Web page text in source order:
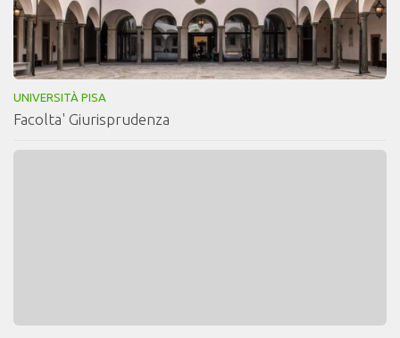
UNIVERSITÀ PISA
Facolta' Giurisprudenza